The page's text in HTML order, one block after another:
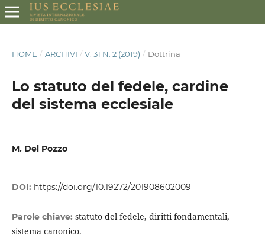
HOME / ARCHIVI / V. 31 N. 2 (2019) / Dottrina
Lo statuto del fedele, cardine
del sistema ecclesiale
M. Del Pozzo
DOI: https://doi.org/10.19272/201908602009
Parole chiave: statuto del fedele, diritti fondamentali,
sistema canonico.